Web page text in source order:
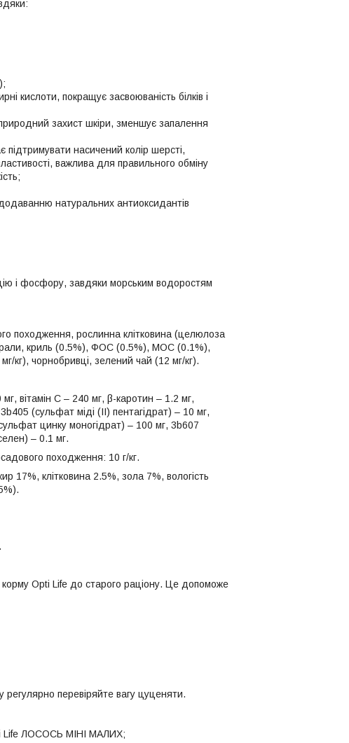
кислоти, покращує засвоюваність білків і
захист шкіри, зменшує запалення
підтримувати насичений колір шерсті,
важлива для правильного обміну
натуральних антиоксидантів
і фосфору, завдяки морським водоростям
походження, рослинна клітковина (целюлоза
криль (0.5%), ФОС (0.5%), МОС (0.1%),
кг), чорнобривці, зелений чай (12 мг/кг).
вітамін С – 240 мг, β-каротин – 1.2 мг,
(сульфат міді (ІІ) пентагідрат) – 10 мг,
цинку моногідрат) – 100 мг, 3b607
– 0.1 мг.
походження: 10 г/кг.
17%, клітковина 2.5%, зола 7%, вологість
Opti Life до старого раціону. Це допоможе
перевіряйте вагу цуценяти.
Life ЛОСОСЬ МІНІ МАЛИХ;